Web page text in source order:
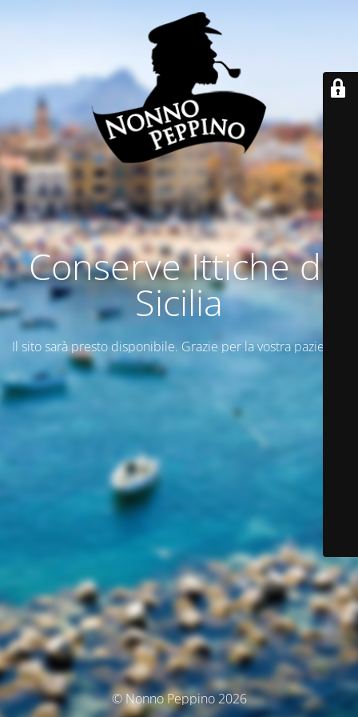
Conserve Ittiche di
Sicilia
Il sito sarà presto disponibile. Grazie per la vostra pazienza.
© Nonno Peppino 2026